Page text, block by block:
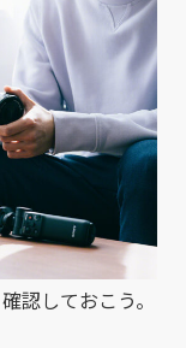
認しておこう。